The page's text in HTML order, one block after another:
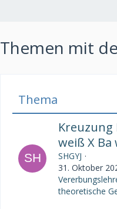
Themen mit
Thema
Kreuzung
weiß X Ba
SHGYJ
31. Oktober
theoretische